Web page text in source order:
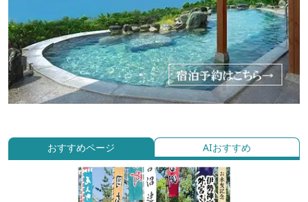
おすすめページ AIおすすめ